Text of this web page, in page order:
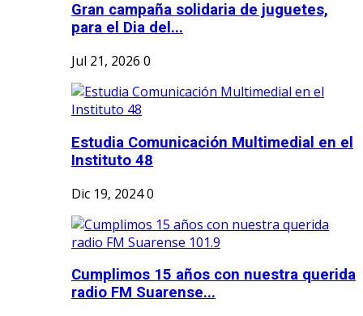
Gran campaña solidaria de juguetes,
para el Dia del...
Jul 21, 2026 0
Estudia Comunicación Multimedial en el
Instituto 48
Dic 19, 20240
Cumplimos 15 años con nuestra querida
radio FM Suarense...